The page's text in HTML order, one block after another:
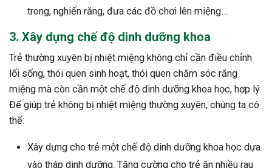
trong, nghiến răng, đưa các đồ chơi lên miệng…
3. Xây dựng chế độ dinh dưỡng khoa
Trẻ thường xuyên bị nhiệt miệng không chỉ cần điều chỉnh
lối sống, thói quen sinh hoạt, thói quen chăm sóc răng
miệng mà còn cần một chế độ dinh dưỡng khoa học, hợp lý.
Để giúp trẻ không bị nhiệt miệng thường xuyên, chúng ta có
thể:
Xây dựng cho trẻ một chế độ dinh dưỡng khoa học dựa
vào tháp dinh dưỡng. Tăng cường cho trẻ ăn nhiều rau